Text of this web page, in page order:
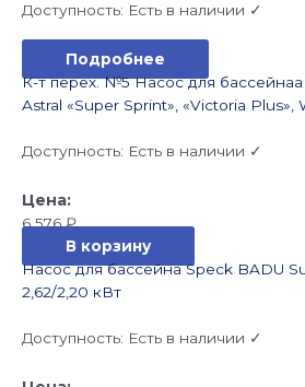
Доступность: Есть в наличии ✓
Подробнее
К-т перех. №5 Насос для бассейнаа
Astral «Super Sprint», «Victoria Plus»,
Доступность: Есть в наличии ✓
6 576₽
В корзину
Насос для бассейна Speck BADU
2,62/2,20 кВт
Доступность: Есть в наличии ✓